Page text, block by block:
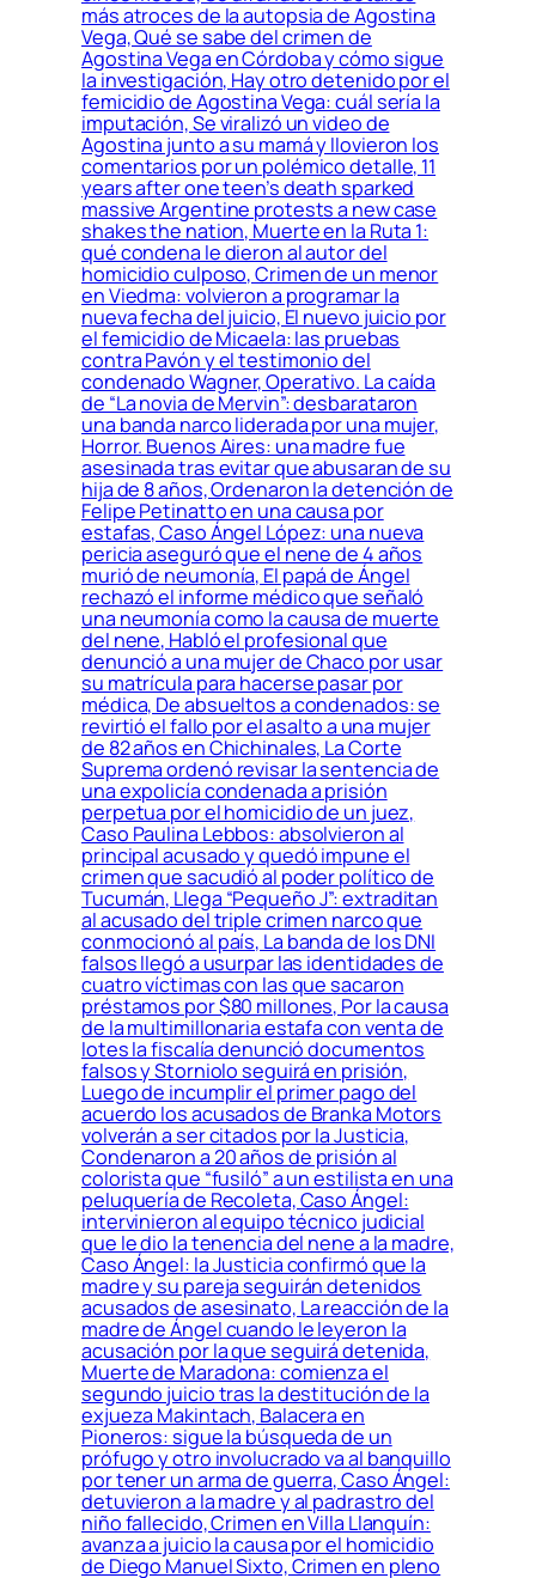
más atroces de la autopsia de Agostina
Vega, Qué se sabe del crimen de
Agostina Vega en Córdoba y cómo sigue
la investigación, Hay otro detenido por el
femicidio de Agostina Vega: cuál sería la
imputación, Se viralizó un video de
Agostina junto a su mamá y llovieron los
comentarios por un polémico detalle, 11
years after one teen’s death sparked
massive Argentine protests a new case
shakes the nation, Muerte en la Ruta 1:
qué condena le dieron al autor del
homicidio culposo, Crimen de un menor
en Viedma: volvieron a programar la
nueva fecha del juicio, El nuevo juicio por
el femicidio de Micaela: las pruebas
contra Pavón y el testimonio del
condenado Wagner, Operativo. La caída
de “La novia de Mervin”: desbarataron
una banda narco liderada por una mujer,
Horror. Buenos Aires: una madre fue
asesinada tras evitar que abusaran de su
hija de 8 años, Ordenaron la detención de
Felipe Petinatto en una causa por
estafas, Caso Ángel López: una nueva
pericia aseguró que el nene de 4 años
murió de neumonía, El papá de Ángel
rechazó el informe médico que señaló
una neumonía como la causa de muerte
del nene, Habló el profesional que
denunció a una mujer de Chaco por usar
su matrícula para hacerse pasar por
médica, De absueltos a condenados: se
revirtió el fallo por el asalto a una mujer
de 82 años en Chichinales, La Corte
Suprema ordenó revisar la sentencia de
una expolicía condenada a prisión
perpetua por el homicidio de un juez,
Caso Paulina Lebbos: absolvieron al
principal acusado y quedó impune el
crimen que sacudió al poder político de
Tucumán, Llega “Pequeño J”: extraditan
al acusado del triple crimen narco que
conmocionó al país, La banda de los DNI
falsos llegó a usurpar las identidades de
cuatro víctimas con las que sacaron
préstamos por $80 millones, Por la causa
de la multimillonaria estafa con venta de
lotes la fiscalía denunció documentos
falsos y Storniolo seguirá en prisión,
Luego de incumplir el primer pago del
acuerdo los acusados de Branka Motors
volverán a ser citados por la Justicia,
Condenaron a 20 años de prisión al
colorista que “fusiló” a un estilista en una
peluquería de Recoleta, Caso Ángel:
intervinieron al equipo técnico judicial
que le dio la tenencia del nene a la madre,
Caso Ángel: la Justicia confirmó que la
madre y su pareja seguirán detenidos
acusados de asesinato, La reacción de la
madre de Ángel cuando le leyeron la
acusación por la que seguirá detenida,
Muerte de Maradona: comienza el
segundo juicio tras la destitución de la
exjueza Makintach, Balacera en
Pioneros: sigue la búsqueda de un
prófugo y otro involucrado va al banquillo
por tener un arma de guerra, Caso Ángel:
detuvieron a la madre y al padrastro del
niño fallecido, Crimen en Villa Llanquín:
avanza a juicio la causa por el homicidio
de Diego Manuel Sixto, Crimen en pleno